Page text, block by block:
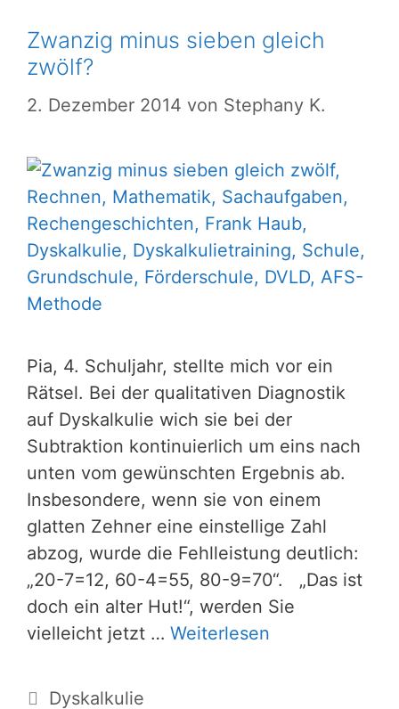
Zwanzig minus sieben gleich
zwölf?
2. Dezember 2014 von Stephany K.
Pia, 4. Schuljahr, stellte mich vor ein
Rätsel. Bei der qualitativen Diagnostik
auf Dyskalkulie wich sie bei der
Subtraktion kontinuierlich um eins nach
unten vom gewünschten Ergebnis ab.
Insbesondere, wenn sie von einem
glatten Zehner eine einstellige Zahl
abzog, wurde die Fehlleistung deutlich:
„20-7=12, 60-4=55, 80-9=70“. „Das ist
doch ein alter Hut!“, werden Sie
vielleicht jetzt … Weiterlesen
Kategorien
Dyskalkulie